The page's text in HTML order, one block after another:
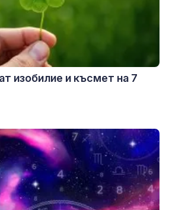
изобилие и късмет на 7